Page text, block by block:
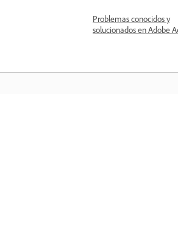
Problemas conocidos y
solucionados en Adobe